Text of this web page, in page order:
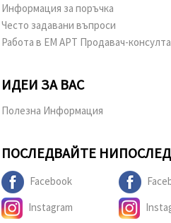
Информация за поръчка
Често задавани въпроси
Работа в ЕМ АРТ Продавач-
ИДЕИ ЗА ВАС
Полезна Информация
ПОСЛЕДВАЙТЕ НИ
Facebook
Instagram